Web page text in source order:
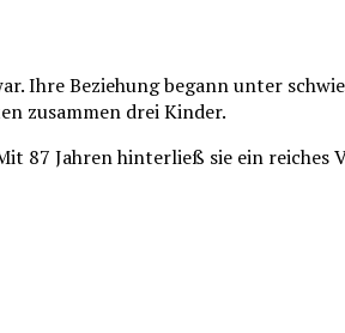
Ihre Beziehung begann unter
zusammen drei Kinder.
87 Jahren hinterließ sie ein reiches